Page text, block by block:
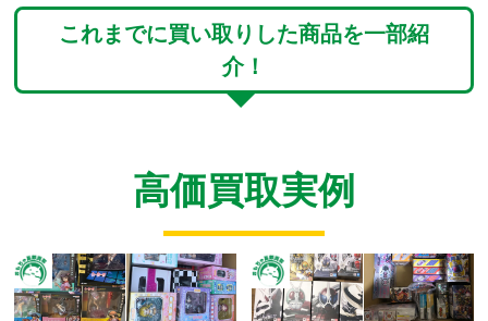
これまでに買い取りした商品を一部紹
介！
高価買取実例